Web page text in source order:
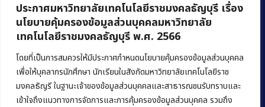
ประกาศมหาวิทยาลัยเทคโนโลยีราชมงคลธัญบุรี เรื่อง
นโยบายคุ้มครองข้อมูลส่วนบุคคลมหาวิทยาลัย
เทคโนโลยีราชมงคลธัญบุรี พ.ศ. 2566
โดยที่เป็นการสมควรให้มีประกาศกำหนดนโยบายคุ้มครองข้อมูลส่วนบุคคล
เพื่อให้บุคลากรนักศึกษา นักเรียนในสังกัดมหาวิทยาลัยเทคโนโลยีราช
มงคลธัญรี ในฐานะเจ้าของข้อมูลส่วนบุคคลและสาธารณชนรับทราบและ
เข้าใจถึงแนวทางการจัดการและการคุ้มครองข้อมูลส่วนบุคคล รวมถึง
คณะบริหารธุรกิจ
มหาวิทยาลัยเทคโนโลยีราชมงคลธัญบุรี
39 หมู่ 1 ถนนรังสิต-นครนายก ตำบลคลองหก
อำเภอคลองหลวง จังหวัดปทุมธานี 12120